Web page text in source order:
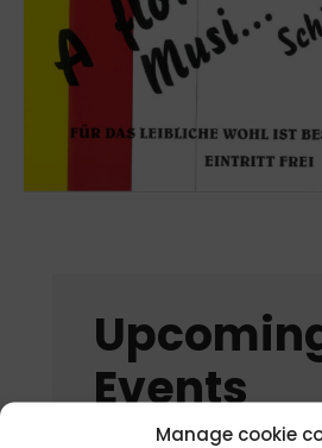
Manage cookie
Events